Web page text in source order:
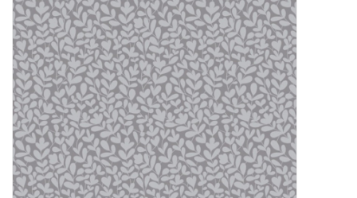
Laatste Kans
Cadeaubonnen
Nanno Blog
Merken